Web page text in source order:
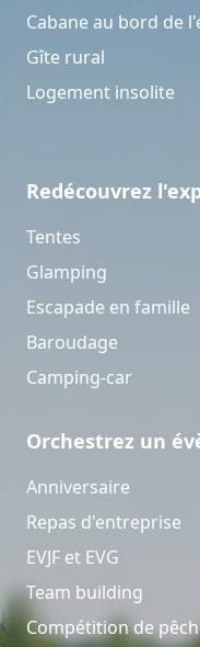
Cabane au bord de
Gîte rural
Logement insolite
Redécouvrez
Tentes
Glamping
Escapade en famille
Baroudage
Camping-car
Orchestrez un
Anniversaire
Repas d'entreprise
EVJF et EVG
Team building
Compétition de